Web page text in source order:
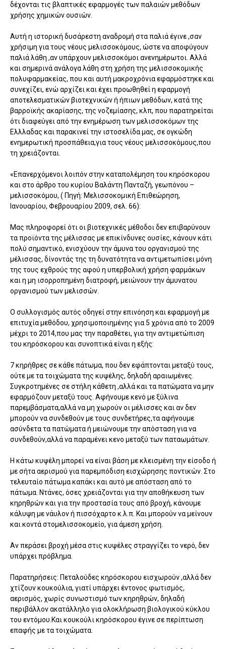
δέχονται τις βλαπτικές εφαρμογές των παλαιών μεθόδων
χρήσης χημικών ουσιών.
Αυτή η ιστορική δυσάρεστη αναδρομή στα παλιά έγινε ,σαν
χρήσιμη για τους νέους μελισσοκόμους, ώστε να αποφύγουν
παλιά λάθη ,αν υπάρχουν μελισσοκόμοι ανενημέρωτοι. Αλλά
και σημερινά ανάλογα λάθη στη χρήση της μελισσοκομικής
πολυφαρμακείας, που και αυτή μακροχρόνια εφαρμόστηκε και
συνεχίζει, ενώ αρχίζει και έχει προωθηθεί η εφαρμογή
αποτελεσματικών βιοτεχνικών ή ήπιων μεθόδων, κατά της
βαρροϊκής ακαρίασης, της νοζεμίασης, κλπ, που παρατηρείται
ότι διαφεύγει από την ενημέρωση των μελισσοκόμων της
Ελλλαδας και παρακινεί την ιστοσελίδα μας, σε ογκώδη
ενημερωτική προσπάθεια,για τους νέους μελισσοκόμους,που
τη χρειάζονται.
«Επανερχόμενοι λοιπόν στην καταπολέμηση του κηρόσκορου
και στο άρθρο του κυρίου Βαλάντη Πανταζή, γεωπόνου –
μελισσοκόμου, ( Πηγή: Μελισσοκομική Επιθεώρηση,
Ιανουαρίου, Φεβρουαρίου 2009, σελ. 66):
Μας πληροφορεί ότι οι βιοτεχνικές μέθοδοι δεν επιβαρύνουν
τα προϊόντα της μέλισσας με επικίνδυνες ουσίες, κάνουν κάτι
πολύ σημαντικό, ενισχύουν την άμυνα του οργανισμού της
μέλισσας, δίνοντάς της τη δυνατότητα να αντιμετωπίσει μόνη
της τους εχθρούς της αφού η υπερβολική χρήση φαρμάκων
και η μη ισορροπημένη διατροφή, μειώνουν την άμυνατου
οργανισμού των μελισσών.
Ο συλλογισμός αυτός οδηγεί στην επινόηση και εφαρμογή με
επιτυχία μεθόδου, χρησιμοποιημένης για 5 χρόνια από το 2009
μέχρι το 2014,που μας την παραθέτει, για την αντιμετώπιση
του κηρόσκορου και συνοπτικά είναι η εξής:
7 κηρήθρες σε κάθε πάτωμα, που δεν εφάπτονται μεταξύ τους,
ούτε με τα τοιχώματα της κυψέλης, δηλαδή αραιωμένες.
Συγκροτημένες σε στήλη κάθετη ,αλλά και τα πατώματα να μην
εφαρμόζουν μεταξύ τους. Αφήνουμε κενό με ξύλινα
παρεμβάσματα,αλλά να μη χωρούν οι μέλισσες και αν δεν
μπορούν να συνδεθούν με τους συνδετήρες,τα αφήνουμε
ασύνδετα τα πατώματα ή μειώνουμε την απόσταση για να
συνδεθούν,αλλά να παραμένει κενο μεταξύ των παταωμάτων.
Η κάτω κυψέλη μπορεί να είναι βάση με κλεισμένη την είσοδο ή
με σήτα αερισμού για παρεμπόδιση εισχώρησης ποντικών. Στο
τελευταίο πάτωμα καπάκι και αυτό με απόσταση από το
πάτωμα. Ντάνες, όσες χρειάζονται για την αποθήκευση των
κηρηθρών και για την προστασία τους από βροχή, κάνουμε
κάλυψη με νάυλον ή πισσόχαρτο κ.λ.π. Και μπορούν να μείνουν
και κοντά στομελισσοκομείο, για άμεση χρήση.
Αν περάσει βροχή μέσα στις κυψέλες στραγγίζει το νερό, δεν
υπάρχει πρόβλημα.
Παρατηρήσεις: Πεταλούδες κηρόσκορου εισχωρούν ,αλλά δεν
χτίζουν κουκούλια, γιατί υπάρχει έντονος φωτισμός,
αερισμός, χωρίς συνωστισμό των κηρηθρών, δηλαδή
περιβάλλον ακατάλληλο για ολοκλήρωση βιολογικού κύκλου
του εντόμου.Και κουκούλι κηρόσκορου έγινε σε περίπτωση
επαφής με τα τοιχώματα.